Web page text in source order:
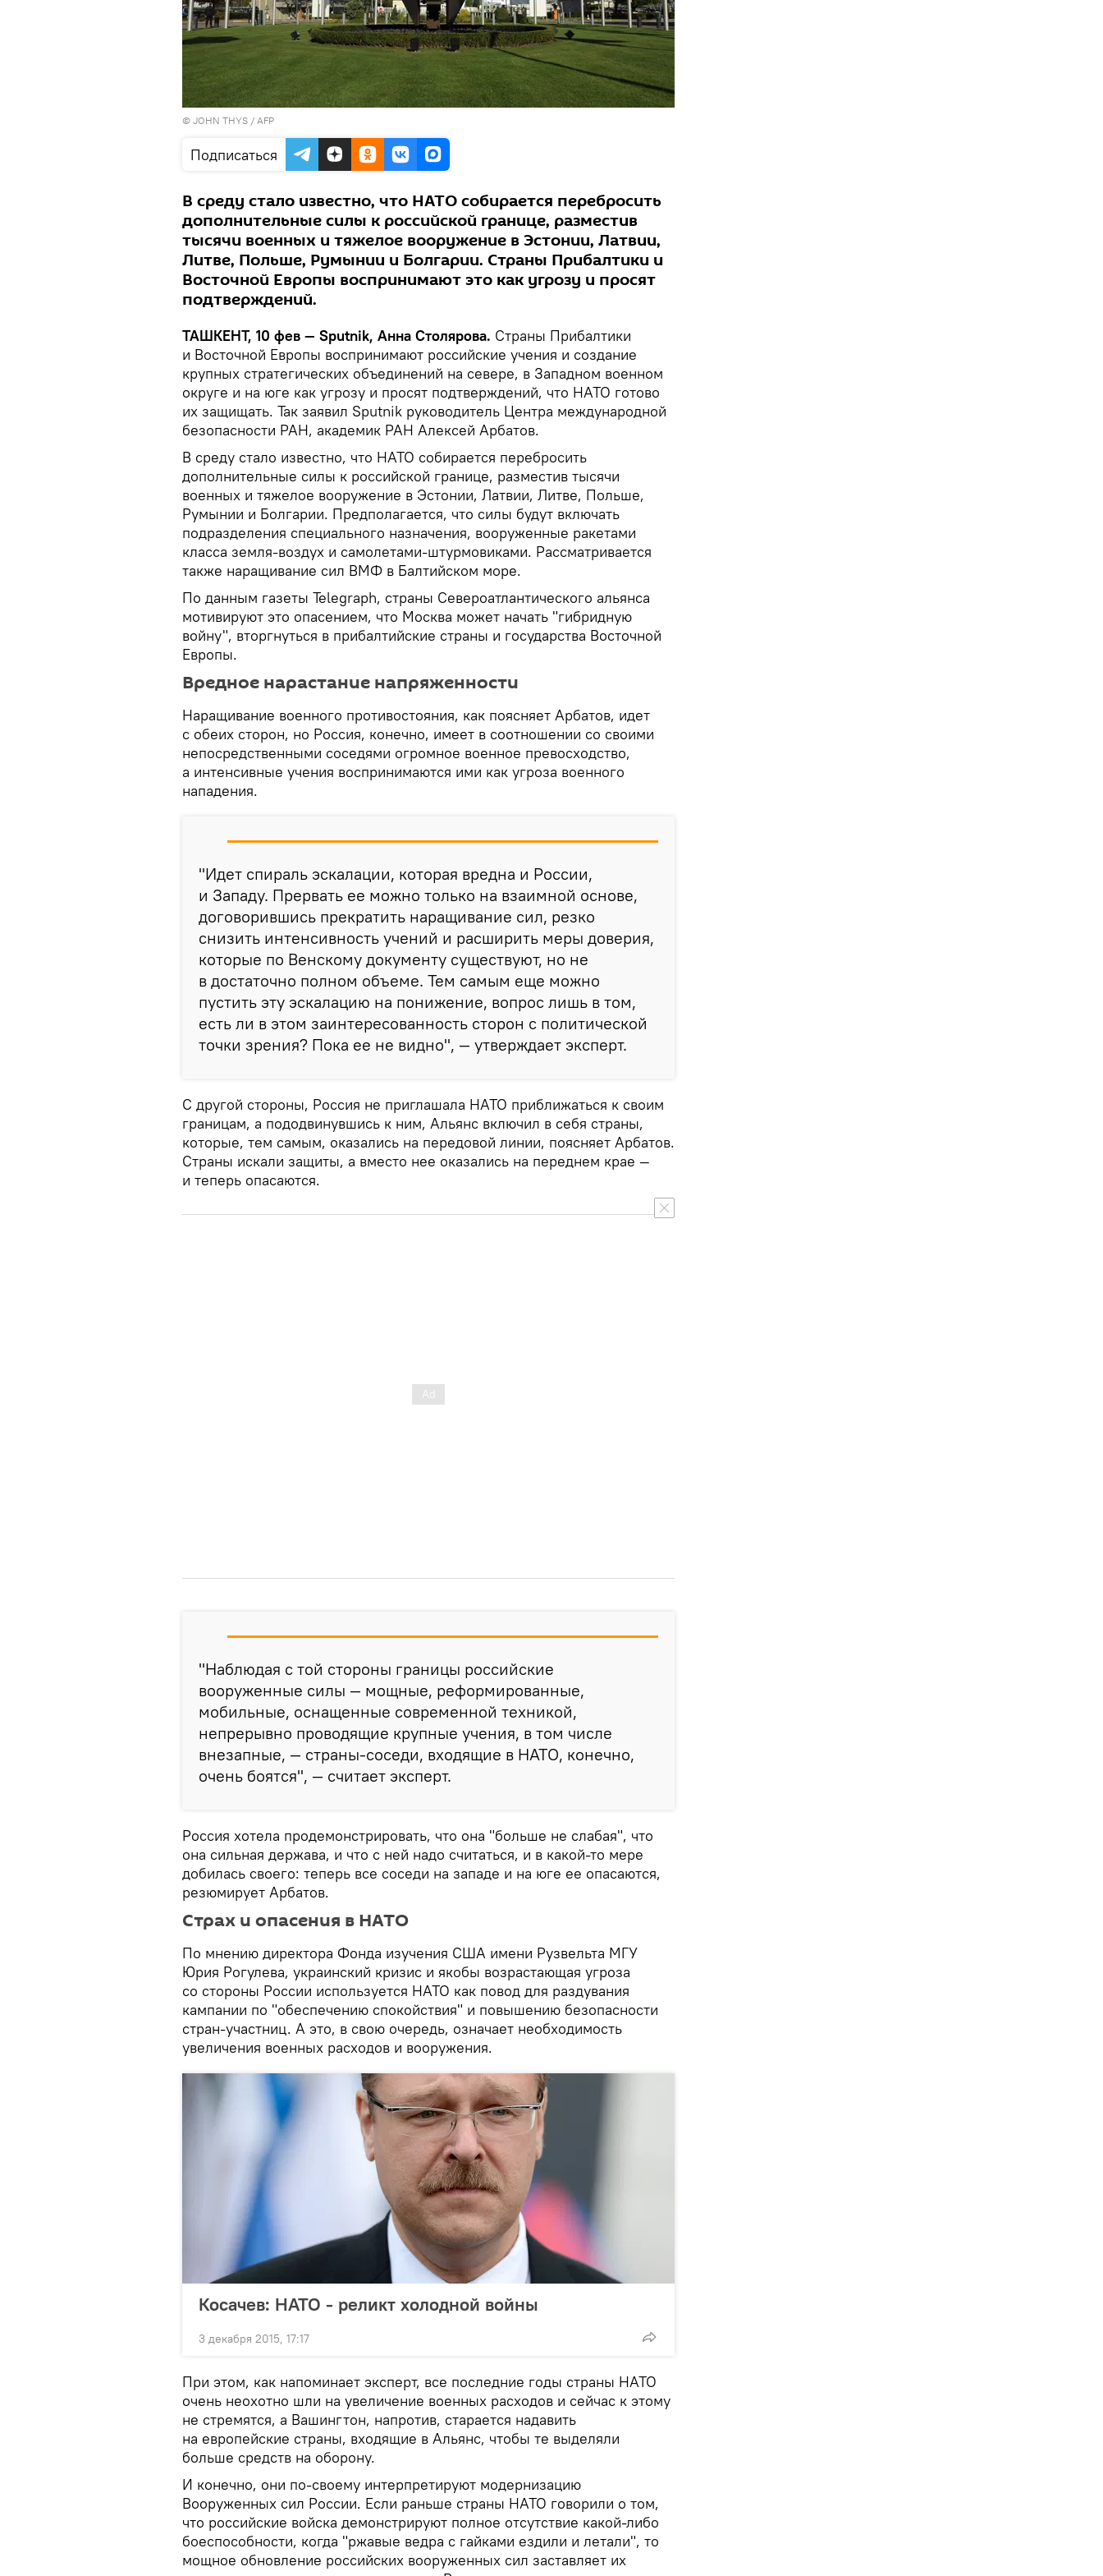
© JOHN THYS / AFP
Подписаться
В среду стало известно, что НАТО собирается перебросить
дополнительные силы к российской границе, разместив
тысячи военных и тяжелое вооружение в Эстонии, Латвии,
Литве, Польше, Румынии и Болгарии. Страны Прибалтики и
Восточной Европы воспринимают это как угрозу и просят
подтверждений.
ТАШКЕНТ, 10 фев — Sputnik, Анна Столярова. Страны Прибалтики
и Восточной Европы воспринимают российские учения и создание
крупных стратегических объединений на севере, в Западном военном
округе и на юге как угрозу и просят подтверждений, что НАТО готово
их защищать. Так заявил Sputnik руководитель Центра международной
безопасности РАН, академик РАН Алексей Арбатов.
В среду стало известно, что НАТО собирается перебросить
дополнительные силы к российской границе, разместив тысячи
военных и тяжелое вооружение в Эстонии, Латвии, Литве, Польше,
Румынии и Болгарии. Предполагается, что силы будут включать
подразделения специального назначения, вооруженные ракетами
класса земля-воздух и самолетами-штурмовиками. Рассматривается
также наращивание сил ВМФ в Балтийском море.
По данным газеты Telegraph, страны Североатлантического альянса
мотивируют это опасением, что Москва может начать "гибридную
войну", вторгнуться в прибалтийские страны и государства Восточной
Европы.
Вредное нарастание напряженности
Наращивание военного противостояния, как поясняет Арбатов, идет
с обеих сторон, но Россия, конечно, имеет в соотношении со своими
непосредственными соседями огромное военное превосходство,
а интенсивные учения воспринимаются ими как угроза военного
нападения.
"Идет спираль эскалации, которая вредна и России,
и Западу. Прервать ее можно только на взаимной основе,
договорившись прекратить наращивание сил, резко
снизить интенсивность учений и расширить меры доверия,
которые по Венскому документу существуют, но не
в достаточно полном объеме. Тем самым еще можно
пустить эту эскалацию на понижение, вопрос лишь в том,
есть ли в этом заинтересованность сторон с политической
точки зрения? Пока ее не видно", — утверждает эксперт.
С другой стороны, Россия не приглашала НАТО приближаться к своим
границам, а пододвинувшись к ним, Альянс включил в себя страны,
которые, тем самым, оказались на передовой линии, поясняет Арбатов.
Страны искали защиты, а вместо нее оказались на переднем крае —
и теперь опасаются.
"Наблюдая с той стороны границы российские
вооруженные силы — мощные, реформированные,
мобильные, оснащенные современной техникой,
непрерывно проводящие крупные учения, в том числе
внезапные, — страны-соседи, входящие в НАТО, конечно,
очень боятся", — считает эксперт.
Россия хотела продемонстрировать, что она "больше не слабая", что
она сильная держава, и что с ней надо считаться, и в какой-то мере
добилась своего: теперь все соседи на западе и на юге ее опасаются,
резюмирует Арбатов.
Страх и опасения в НАТО
По мнению директора Фонда изучения США имени Рузвельта МГУ
Юрия Рогулева, украинский кризис и якобы возрастающая угроза
со стороны России используется НАТО как повод для раздувания
кампании по "обеспечению спокойствия" и повышению безопасности
стран-участниц. А это, в свою очередь, означает необходимость
увеличения военных расходов и вооружения.
Косачев: НАТО - реликт холодной войны
3 декабря 2015, 17:17
При этом, как напоминает эксперт, все последние годы страны НАТО
очень неохотно шли на увеличение военных расходов и сейчас к этому
не стремятся, а Вашингтон, напротив, старается надавить
на европейские страны, входящие в Альянс, чтобы те выделяли
больше средств на оборону.
И конечно, они по-своему интерпретируют модернизацию
Вооруженных сил России. Если раньше страны НАТО говорили о том,
что российские войска демонстрируют полное отсутствие какой-либо
боеспособности, когда "ржавые ведра с гайками ездили и летали", то
мощное обновление российских вооруженных сил заставляет их